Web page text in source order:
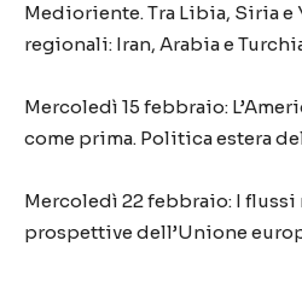
Medioriente. Tra Libia, Siria e
regionali: Iran, Arabia e
Mercoledì 15 febbraio:
come prima. Politica estera
Mercoledì 22 febbraio: I flussi
prospettive dell’Unione